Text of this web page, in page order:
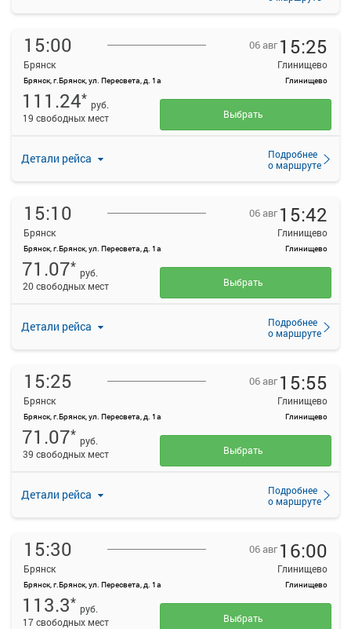
15:00
Брянск
Брянск, г.Брянск, ул. Пересвета, д. 1а
06 авг 15:25
Глинищево
Глинищево
Детали рейса
Подробнее
о маршруте
111.24* руб.
19 свободных мест
Выбрать
15:10
Брянск
Брянск, г.Брянск, ул. Пересвета, д. 1а
06 авг 15:42
Глинищево
Глинищево
Детали рейса
Подробнее
о маршруте
71.07* руб.
20 свободных мест
Выбрать
15:25
Брянск
Брянск, г.Брянск, ул. Пересвета, д. 1а
06 авг 15:55
Глинищево
Глинищево
Детали рейса
Подробнее
о маршруте
71.07* руб.
39 свободных мест
Выбрать
15:30
Брянск
Брянск, г.Брянск, ул. Пересвета, д. 1а
06 авг 16:00
Глинищево
Глинищево
113.3* руб.
17 свободных мест
Выбрать